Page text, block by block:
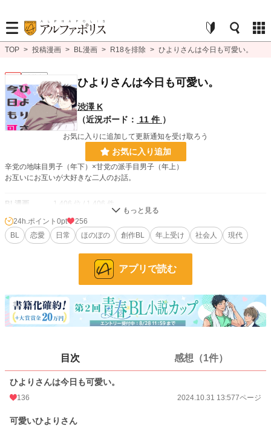
TOP > 投稿漫画 > BL漫画 > R18を排除 > ひよりさんは今日も可愛い。
ひよりさんは今日も可愛い。
渋澤 K
（近況ボード：
11 件 ）
お気に入りに追加して更新通知を受け取ろう
お気に入り追加
辛党の地味目男子（年下）×甘党の派手目男子（年上）
お互いにお互いが大好きな二人のお話。
BL漫画 1,406 位 / 1,406 件
BL 1,080 位 / 1,080 件
お気に入り 74
更新日時 2024.10.31 14:01
14 pt (498 位)
月間ポイント 126 pt (373 位)
年間ポイント
累計ポイント 15,395 pt (697 位)
24h.ポイント 0pt
256
BL
恋愛 日常 ほのぼの 創作BL 年上受け 社会人 現代
アプリで読む
目次 感想（1件）
ひよりさんは今日も可愛い。
136 2024.10.31 13:577ページ
可愛いひよりさん